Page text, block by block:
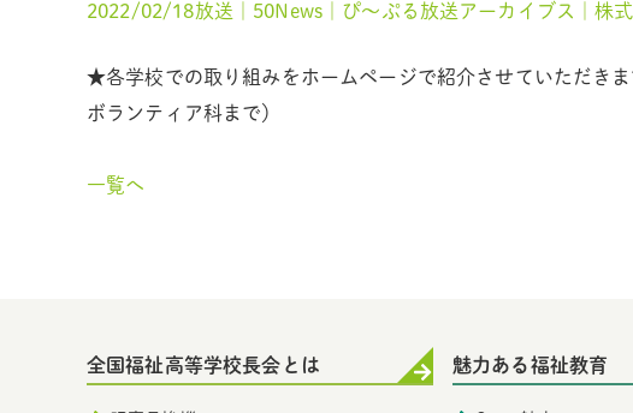
2022/02/18放送｜50News｜ぴ～ぷる放送アーカイブス｜株
★各学校での取り組みをホームページで紹介させていただき
ボランティア科まで）
一覧へ
全国福祉高等学校長会とは 魅力ある福祉教育